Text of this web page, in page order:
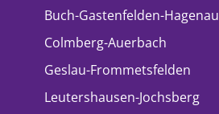
Buch-Gastenfelden-Hagenau
Colmberg-Auerbach
Geslau-Frommetsfelden
Leutershausen-Jochsberg